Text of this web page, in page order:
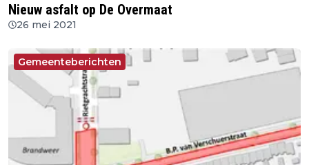
Nieuw asfalt op De Overmaat
26 mei 2021
Gemeenteberichten